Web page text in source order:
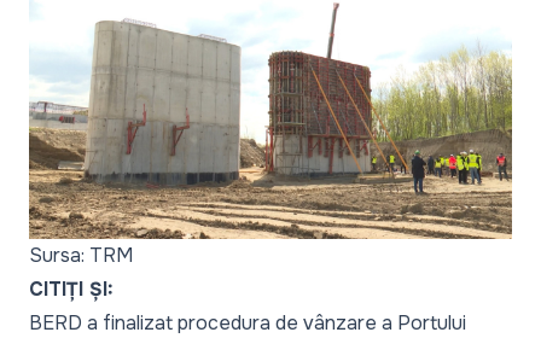
Sursa: TRM
CITIȚI ȘI:
BERD a finalizat procedura de vânzare a Portului